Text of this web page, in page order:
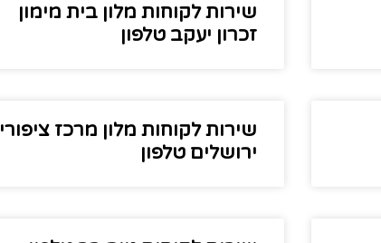
שירות לקוחות מלון בית מימון
זכרון יעקב טלפון
שירות לקוחות מלון מרכז ציפורי
ירושלים טלפון